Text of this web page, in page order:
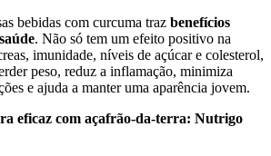
bebidas com curcuma traz benefícios
. Não só tem um efeito positivo na
imunidade, níveis de açúcar e colesterol,
peso, reduz a inflamação, minimiza
e ajuda a manter uma aparência jovem.
eficaz com açafrão-da-terra: Nutrigo